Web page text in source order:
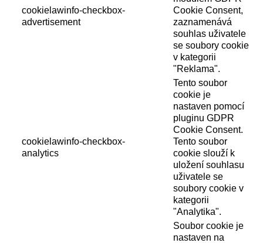
cookielawinfo-checkbox-
advertisement
Cookie Consent,
zaznamenává
souhlas uživatele
se soubory cookie
v kategorii
"Reklama".
cookielawinfo-checkbox-
analytics
Tento soubor
cookie je
nastaven pomocí
pluginu GDPR
Cookie Consent.
Tento soubor
cookie slouží k
uložení souhlasu
uživatele se
soubory cookie v
kategorii
"Analytika".
Soubor cookie je
nastaven na